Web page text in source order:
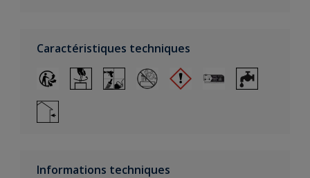
Caractéristiques techniques
Informations techniques